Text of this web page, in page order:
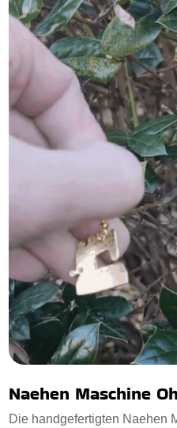
Naehen Maschine
Die handgefertigten Naehen